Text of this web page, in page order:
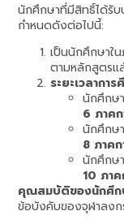
นักศึกษาที่มีสิทธิ์ได้
กำหนดดังต่อไปนี้:
เป็นนักศึกษาใ
ตามหลักสูตรแ
ระยะเวลาการ
นักศึกษ
6 ภาค
นักศึกษ
8 ภาค
นักศึกษ
10 ภา
คุณสมบัติของนักศึก
ข้อบังคับของจุฬาลง